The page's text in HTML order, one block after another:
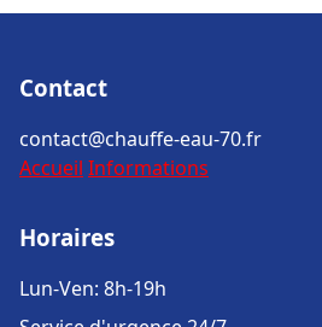
Contact
contact@chauffe-eau-70.fr
Accueil Informations
Horaires
Lun-Ven: 8h-19h